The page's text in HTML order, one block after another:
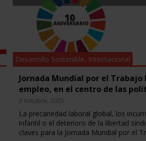
Desarrollo Sostenible, Internacional
Jornada Mundial por el Trabajo
empleo, en el centro de las
3 octubre, 2025
La precariedad laboral global, los
infantil o el deterioro de la libertad
claves para la Jornada Mundial por el